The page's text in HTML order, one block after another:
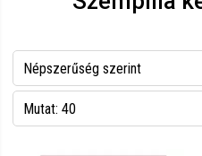
Népszerűség szerint
Név szerint csökkenő
Mutat: 40